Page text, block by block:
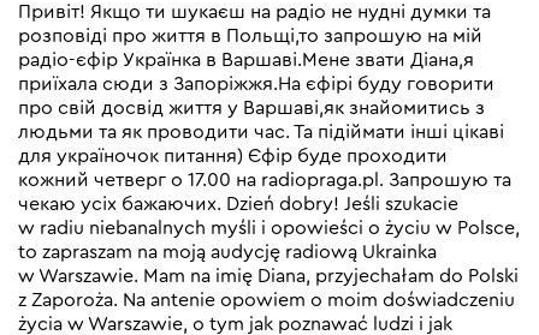
Привіт! Якщо ти шукаєш на радіо не нудні думки та
розповіді про життя в Польщі,то запрошую на мій
радіо-єфір Українка в Варшаві.Мене звати Діана,я
приїхала сюди з Запоріжжя.На єфірі буду говорити
про свій досвід життя у Варшаві,як знайомитись з
людьми та як проводити час. Та підіймати інші цікаві
для україночок питання) Єфір буде проходити
кожний четверг о 17.00 на radiopraga.pl. Запрошую та
чекаю усіх бажаючих. Dzień dobry! Jeśli szukacie
w radiu niebanalnych myśli i opowieści o życiu w Polsce,
to zapraszam na moją audycję radiową Ukrainka
w Warszawie. Mam na imię Diana, przyjechałam do Polski
z Zaporoża. Na antenie opowiem o moim doświadczeniu
życia w Warszawie, o tym jak poznawać ludzi i jak